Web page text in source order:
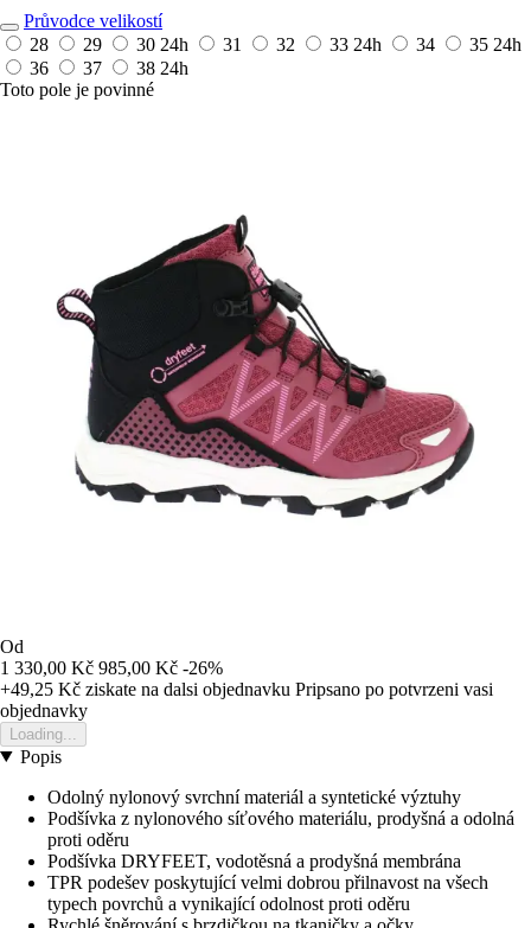
Průvodce velikostí
28
29 30 24h 31 32 33 24h 34 35 24h
36
37 38 24h
Toto pole je povinné
Od
1 330,00 Kč 985,00 Kč -26%
+49,25 Kč ziskate na dalsi objednavku Pripsano po potvrzeni vasi
objednavky
Loading...
Popis
Odolný nylonový svrchní materiál a syntetické výztuhy
Podšívka z nylonového síťového materiálu, prodyšná a odolná
proti oděru
Podšívka DRYFEET, vodotěsná a prodyšná membrána
TPR podešev poskytující velmi dobrou přilnavost na všech
typech povrchů a vynikající odolnost proti oděru